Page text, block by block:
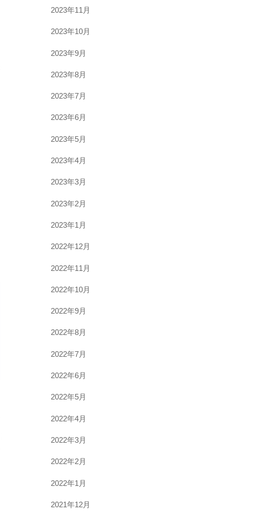
2023年11月
2023年10月
2023年9月
2023年8月
2023年7月
2023年6月
2023年5月
2023年4月
2023年3月
2023年2月
2023年1月
2022年12月
2022年11月
2022年10月
2022年9月
2022年8月
2022年7月
2022年6月
2022年5月
2022年4月
2022年3月
2022年2月
2022年1月
2021年12月